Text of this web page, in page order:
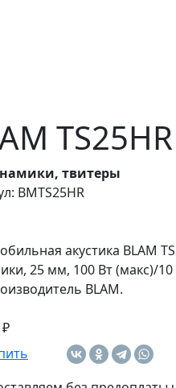
TS25HR
твитеры
BMTS25HR
акустика BLAM
25 мм, 100 Вт (макс)/10
BLAM.